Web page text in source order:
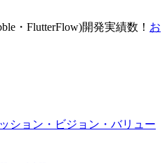
・FlutterFlow)開発実績数！ お
ション・ビジョン・バリュー